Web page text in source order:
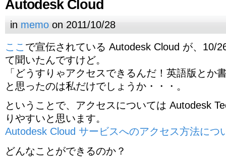
Autodesk Cloud
in memo on 2011/10/28
ここ で宣伝されている Autodesk Cloud が、10/
て聞いたんですけど。
「どうすりゃアクセスできるんだ！英語版とか
と思ったのは私だけでしょうか・・・。
ということで、アクセスについては Autodesk
りやすいと思います。
Autodesk Cloud サービスへのアクセス方法につ
どんなことができるのか？